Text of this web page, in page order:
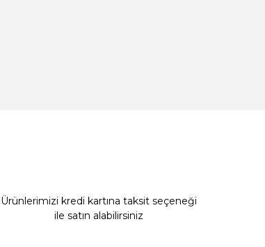
Ürünlerimizi kredi kartına taksit seçeneği
ile satın alabilirsiniz